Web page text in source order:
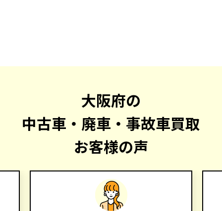
大阪府の
中古車・廃車・事故車買取
お客様の声